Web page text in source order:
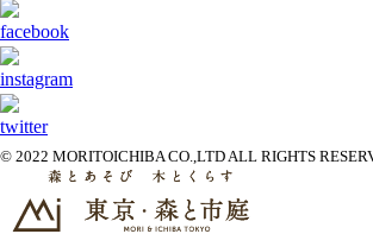
© 2022 MORITOICHIBA CO.,LTD ALL RIGHTS